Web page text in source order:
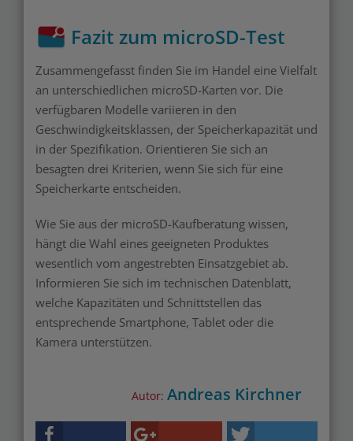
Fazit zum microSD-Test
Zusammengefasst finden Sie im Handel eine Vielfalt
an unterschiedlichen microSD-Karten vor. Die
verfügbaren Modelle variieren in den
Geschwindigkeitsklassen, der Speicherkapazität und
in der Spezifikation. Orientieren Sie sich an
besagten drei Kriterien, wenn Sie sich für eine
Speicherkarte entscheiden.
Wie Sie aus der microSD-Kaufberatung wissen,
hängt die Wahl eines geeigneten Produktes
wesentlich vom angestrebten Einsatzgebiet ab.
Informieren Sie sich im technischen Datenblatt,
welche Kapazitäten und Schnittstellen das
entsprechende Smartphone, Tablet oder die
Kamera unterstützen.
Autor: Andreas Kirchner